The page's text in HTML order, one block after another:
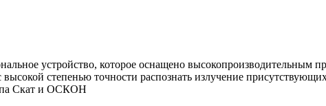
устройство, которое оснащено высокопроизводительным
степенью точности распознать излучение
Скат и ОСКОН